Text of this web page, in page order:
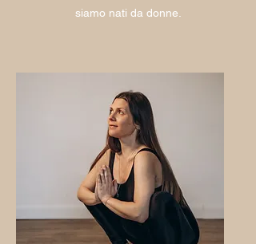
siamo nati da donne.